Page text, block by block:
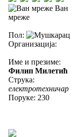
Ван
мреже
Пол:
Организација:
Име и презиме:
Филип Милетић
Струка:
електротехничар
Поруке: 230